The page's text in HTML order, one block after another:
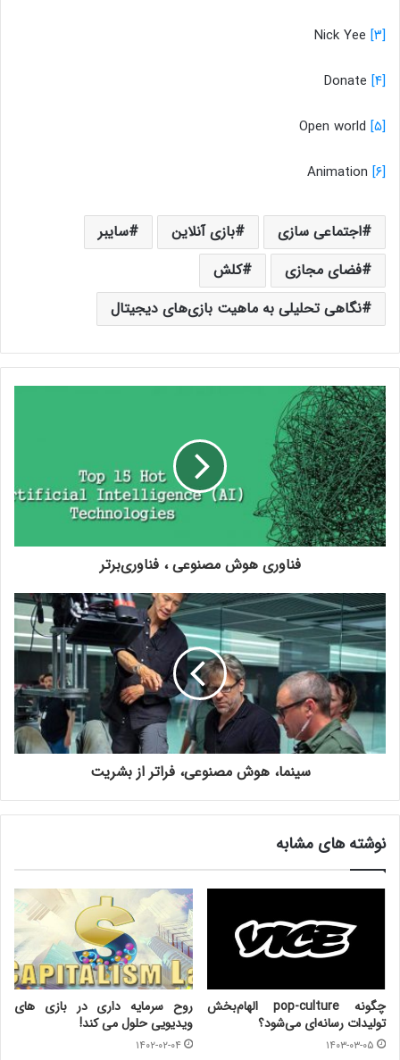
[۳]
[۴]
[۵]
[۶]
اجتماعی سازی بازی آنلاین
سایبر
فضای مجازی
کلش
نگاهی تحلیلی به ماهیت بازی‌های دیجیتال
فناوری هوش مصنوعی ، فناوری‌برتر
سینما، هوش مصنوعی، فراتر‌ از بشریت
نوشته های مشابه
چگونه pop-culture الهام‌بخش
تولیدات رسانه‌ای می‌شود؟
۱۴۰۳-۰۳-۰۵
روح سرمایه داری در بازی های
ویدیویی حلول می کند!
۱۴۰۲-۰۲-۰۴